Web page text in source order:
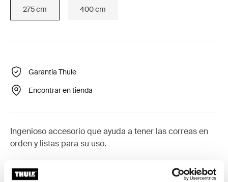
275 cm 400 cm
Garantía Thule
Encontrar en tienda
Ingenioso accesorio que ayuda a tener las correas en
orden y listas para su uso.